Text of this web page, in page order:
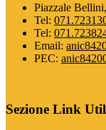
Piazzale
Tel:
Tel:
Email:
PEC:
Sezione Link